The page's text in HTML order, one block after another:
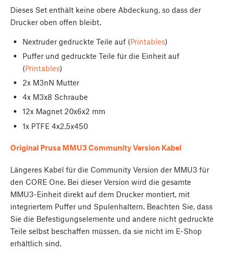
Dieses Set enthält keine obere Abdeckung, so dass der
Drucker oben offen bleibt.
Nextruder gedruckte Teile auf (Printables)
Puffer und gedruckte Teile für die Einheit auf
(Printables)
2x M3nN Mutter
4x M3x8 Schraube
12x Magnet 20x6x2 mm
1x PTFE 4x2,5x450
Original Prusa MMU3 Community Version Kabel
Längeres Kabel für die Community Version der MMU3 für
den CORE One. Bei dieser Version wird die gesamte
MMU3-Einheit direkt auf dem Drucker montiert, mit
integriertem Puffer und Spulenhaltern. Beachten Sie, dass
Sie die Befestigungselemente und andere nicht gedruckte
Teile selbst beschaffen müssen, da sie nicht im E-Shop
erhältlich sind.